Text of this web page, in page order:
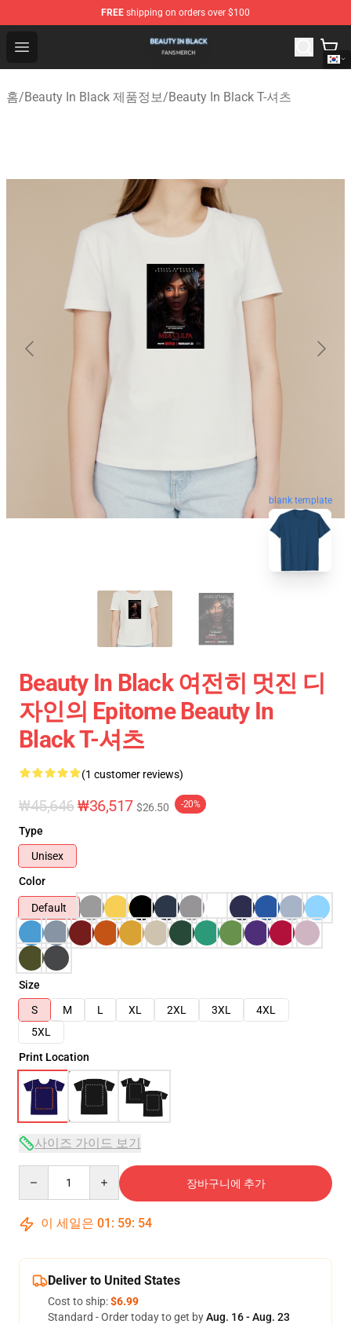
FREE shipping on orders over $100
Open menu
Beauty In Black Shop - Official Beauty In Black
홈/Beauty In Black 제품정보/Beauty In Black T-셔츠
blank template
Beauty In Black 여전히 멋진 디
자인의 Epitome Beauty In
Black T-셔츠
(1 customer reviews)
₩45,646₩36,517 $26.50 -20%
Type
Unisex
Color
Default
Size
S
M L XL 2XL 3XL
4XL
5XL
Print Location
사이즈 가이드 보기
장바구니에 추가
이 세일은 01 : 59: 54
Deliver to United States
Cost to ship:$6.99
Standard - Order today to get byAug. 16 - Aug. 23